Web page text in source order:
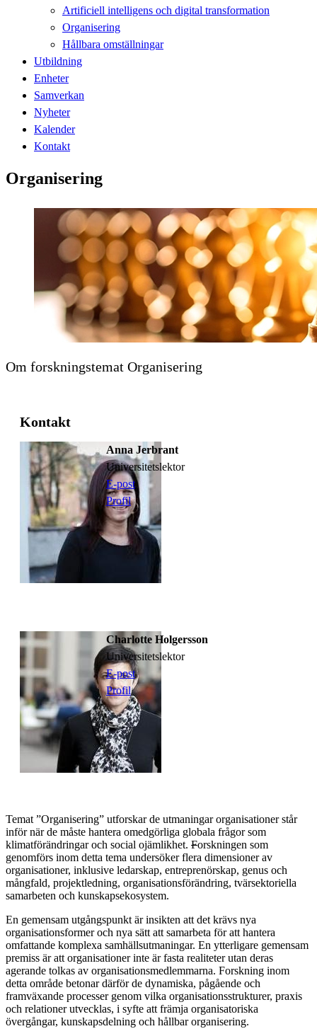
Artificiell intelligens och digital transformation
Organisering
Hållbara omställningar
Utbildning
Enheter
Samverkan
Nyheter
Kalender
Kontakt
Organisering
Om forskningstemat Organisering
Kontakt
Anna Jerbrant
universitetslektor
E-post
Profil
Charlotte Holgersson
universitetslektor
E-post
Profil
Temat ”Organisering” utforskar de utmaningar organisationer står
inför när de måste hantera omedgörliga globala frågor som
klimatförändringar och social ojämlikhet. Forskningen som
genomförs inom detta tema undersöker flera dimensioner av
organisationer, inklusive ledarskap, entreprenörskap, genus och
mångfald, projektledning, organisationsförändring, tvärsektoriella
samarbeten och kunskapsekosystem.
En gemensam utgångspunkt är insikten att det krävs nya
organisationsformer och nya sätt att samarbeta för att hantera
omfattande komplexa samhällsutmaningar. En ytterligare gemensam
premiss är att organisationer inte är fasta realiteter utan deras
agerande tolkas av organisationsmedlemmarna. Forskning inom
detta område betonar därför de dynamiska, pågående och
framväxande processer genom vilka organisationsstrukturer, praxis
och relationer utvecklas, i syfte att främja organisatoriska
övergångar, kunskapsdelning och hållbar organisering.